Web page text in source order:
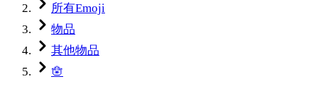
所有Emoji
物品
其他物品
🪬